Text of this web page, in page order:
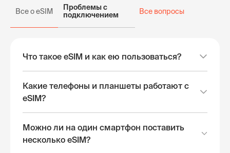
Все о eSIM
Проблемы с
подключением
Все вопросы
Что такое eSIM и как ею пользоваться?
Какие телефоны и планшеты работают с
eSIM?
Можно ли на один смартфон поставить
несколько eSIM?